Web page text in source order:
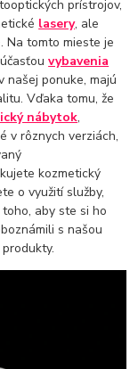
prístrojov,
lasery, ale
Na tomto mieste je
vybavenia
našej ponuke, majú
Vďaka tomu, že
nábytok,
v rôznych verziách,
kozmetický
o využití služby,
aby ste si ho
s našou